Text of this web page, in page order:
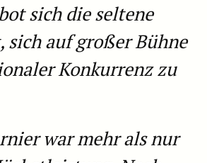
sich die seltene
sich auf großer Bühne
Konkurrenz zu
war mehr als nur